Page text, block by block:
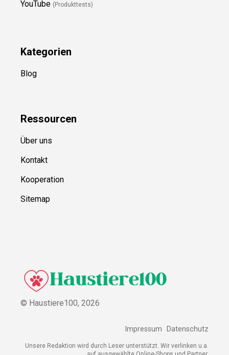
YouTube (Produkttests)
Kategorien
Blog
Ressourcen
Über uns
Kontakt
Kooperation
Sitemap
© Haustiere100, 2026
Impressum Datenschutz
Unsere Redaktion wird durch Leser unterstützt. Wir verlinken u.a.